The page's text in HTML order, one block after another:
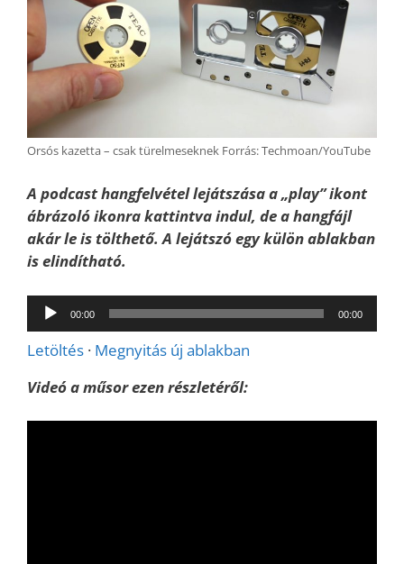
Orsós kazetta – csak türelmeseknek Forrás: Techmoan/YouTube
A podcast hangfelvétel lejátszása a „play” ikont
ábrázoló ikonra kattintva indul, de a hangfájl
akár le is tölthető. A lejátszó egy különablakban
is elindítható.
Audió
lejátszó
00:00 00:00
Letöltés · Megnyitás új ablakban
Videó a műsor ezen részletéről: